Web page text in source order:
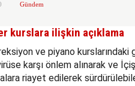
yollar yenileniyor
Gümrük Müşavirleri
ERASLAN GÜVEN TAZELEDİ
Gündem
kurslara ilişkin açıklama
ve piyano kurslarındaki
karşı önlem alınarak ve
riayet edilerek